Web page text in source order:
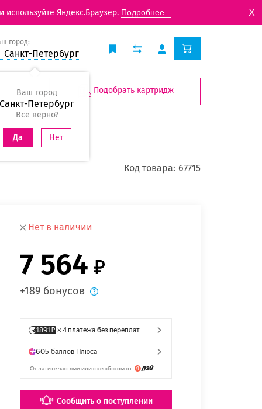
Яндекс.Браузер. Подробнее... X
город:
Санкт-Петербург
Ваш город
Санкт-Петербург
Все верно?
Да Нет
Подобрать картридж
Код товара: 67715
Нет в наличии
7 564
+189 бонусов
Сообщить о поступлении